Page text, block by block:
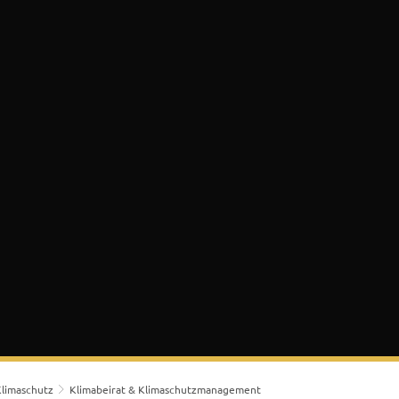
Klimabeirat & Klimaschutzmanagement